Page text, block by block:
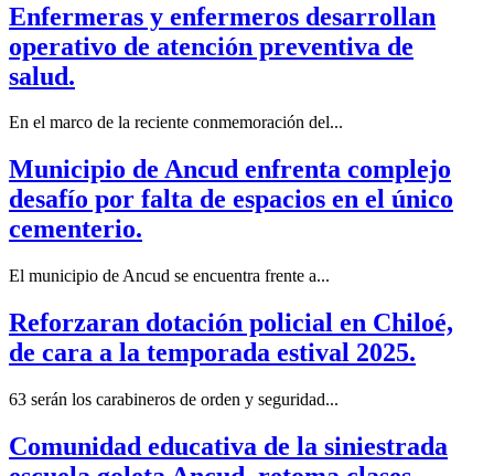
Enfermeras y enfermeros desarrollan
operativo de atención preventiva de
salud.
En el marco de la reciente conmemoración del...
Municipio de Ancud enfrenta complejo
desafío por falta de espacios en el único
cementerio.
El municipio de Ancud se encuentra frente a...
Reforzaran dotación policial en Chiloé,
de cara a la temporada estival 2025.
63 serán los carabineros de orden y seguridad...
Comunidad educativa de la siniestrada